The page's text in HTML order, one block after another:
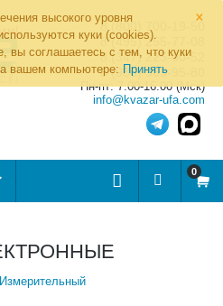
×
высокого уровня
куки (cookies).
вы соглашаетесь с тем, что куки
вашем компьютере: Принять
8 (800) 700-19-50
8 (495) 255-77-08
8 (347) 225-00-52
8 (986) 963-95-80
Пн-пт: 7.00-16.00 (Мск)
info@kvazar-ufa.com
0
Измерительный